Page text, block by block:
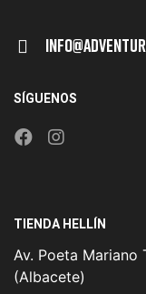
SÍGUENOS
TIENDA HELLÍN
Av. Poeta Mariano
(Albacete)